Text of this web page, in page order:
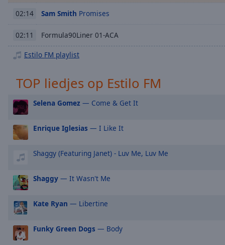
descriptions
selected
Subtitles
settings,
opens
subtitles
dialog
subtitles
selected
Audio
Track
02:14 Sam Smith Promises
02:11 Formula90Liner 01-ACA
Estilo FM playlist
TOP liedjes op Estilo FM
Selena Gomez — Come & Get It
Enrique Iglesias — I Like It
Shaggy (Featuring Janet) - Luv Me, Luv Me
Shaggy — It Wasn't Me
Kate Ryan — Libertine
Funky Green Dogs — Body